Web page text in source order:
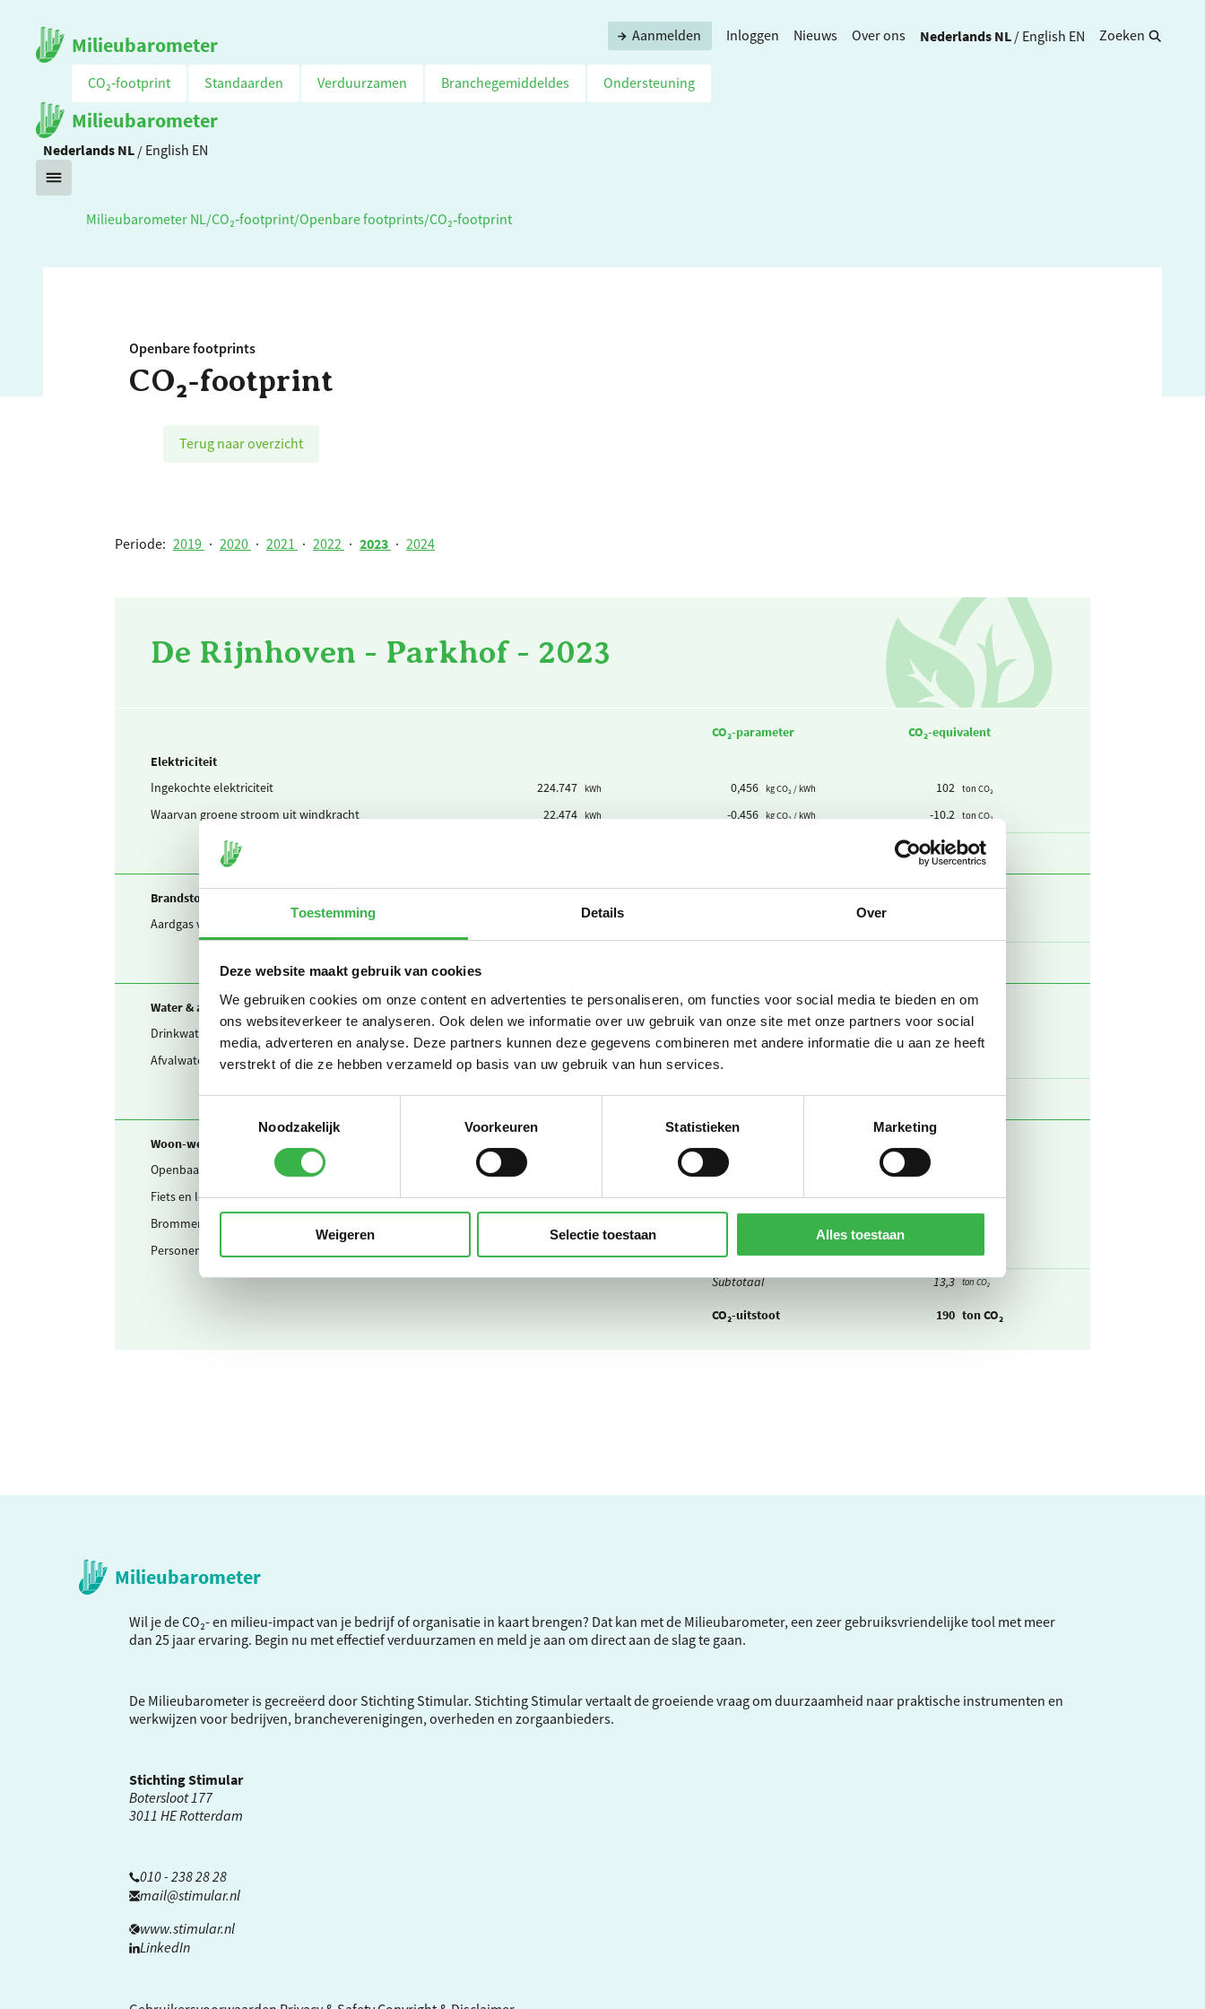
Toestemming Details Over
Deze website maakt gebruik van cookies
We gebruiken cookies om onze content en advertenties te personaliseren, om functies voor social media te bieden en om
ons websiteverkeer te analyseren. Ook delen we informatie over uw gebruik van onze site met onze partners voor social
media, adverteren en analyse. Deze partners kunnen deze gegevens combineren met andere informatie die u aan ze heeft
verstrekt of die ze hebben verzameld op basis van uw gebruik van hun services.
Noodzakelijk
Voorkeuren Statistieken Marketing
Weigeren Selectie toestaan Alles toestaan
Milieubarometer Aanmelden Inloggen Nieuws Over ons Nederlands NL / English EN Zoeken
CO₂‑footprint Standaarden Verduurzamen Branchegemiddeldes Ondersteuning
Milieubarometer
Nederlands NL / English EN
Milieubarometer NL /CO₂‑footprint/Openbare footprints/CO₂‑footprint
Openbare footprints
CO₂‑footprint
Terug naar overzicht
Periode: 2019 · 2020 · 2021 · 2022 · 2023 · 2024
De Rijnhoven - Parkhof - 2023
CO₂-parameter
CO₂-equivalent
Elektriciteit
Ingekochte elektriciteit
224.747 kWh 0,456 kg CO₂ / kWh 102 ton CO₂
Waarvan groene stroom uit windkracht 22.474 kWh -0,456 kg CO₂ / kWh -10,2 ton CO₂
92,2 ton CO₂
Brandstof & warmte
Aardgas voor verwarming
Water & afvalwater
Drinkwater
Afvalwater 2.139 m3 huishoudelijk
Woon-werkverkeer
Openbaar vervoer mix
0,0896
Fiets en lopen 53.115 km 0 kg CO₂ / km 0 ton CO₂
Brommer en scooter (mengsmering)
Personenwagen (km)
Subtotaal 13,3 ton CO₂
CO₂-uitstoot 190 ton CO₂
Milieubarometer
Wil je de CO₂- en milieu-impact van je bedrijf of organisatie in kaart brengen? Dat kan met de Milieubarometer, een zeer gebruiksvriendelijke tool met meer
dan 25 jaar ervaring. Begin nu met effectief verduurzamen en meld je aan om direct aan de slag te gaan.
De Milieubarometer is gecreëerd door Stichting Stimular. Stichting Stimularvertaalt de groeiende vraag om duurzaamheid naar praktische instrumenten en
werkwijzen voor bedrijven, brancheverenigingen, overheden en zorgaanbieders.
Stichting Stimular
Botersloot 177
3011 HE Rotterdam
010 - 238 28 28
mail@stimular.nl
www.stimular.nl
LinkedIn